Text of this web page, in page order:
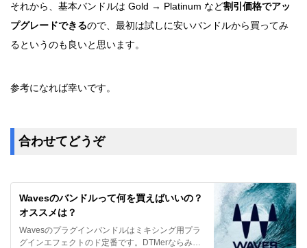
それから、基本バンドルは Gold → Platinum など割引価格でアッ
プグレードできるので、最初は試しに安いバンドルから買ってみ
るというのも良いと思います。
参考になれば幸いです。
合わせてどうぞ
Wavesのバンドルって何を買えばいいの？
オススメは？
Wavesのプラグインバンドルはミキシング用プラ
グインエフェクトのド定番です。DTMerならみん